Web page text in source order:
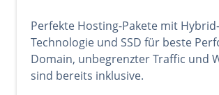
Perfekte Hosting-Pakete mit Hybrid-
Technologie und SSD für beste
Domain, unbegrenzter Traffic und
sind bereits inklusive.